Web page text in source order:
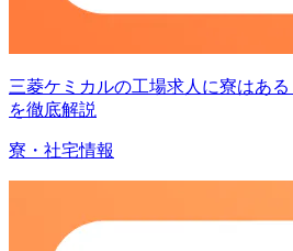
三菱ケミカルの工場求人に寮はあ
を徹底解説
寮・社宅情報